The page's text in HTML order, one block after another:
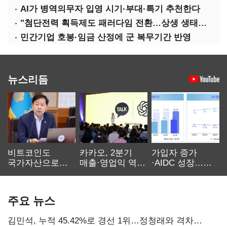
AI가 병역의무자 입영 시기·부대·특기 추천한다
"첨단전력 획득제도 패러다임 전환…상생 생태계 조성해 대체불가 K-방산 도약"
민간기업 호봉·임금 산정에 군 복무기간 반영
뉴스리듬
비트코인도
국가자산으로…'
카카오, 2분기
매출·영업익 역대
가입자 증가
·AIDC 성장…
주요 뉴스
김민석, 누적 45.42%로 경선 1위…정청래와 격차